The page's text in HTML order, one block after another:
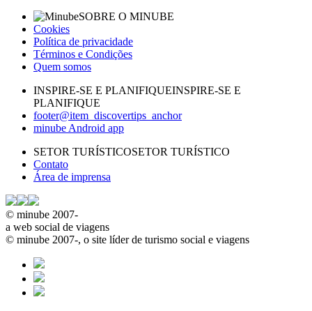
SOBRE O MINUBE
Cookies
Política de privacidade
Términos e Condições
Quem somos
INSPIRE-SE E PLANIFIQUEINSPIRE-SE E
PLANIFIQUE
footer@item_discovertips_anchor
minube Android app
SETOR TURÍSTICOSETOR TURÍSTICO
Contato
Área de imprensa
© minube 2007-
a web social de viagens
© minube 2007-, o site líder de turismo social e viagens